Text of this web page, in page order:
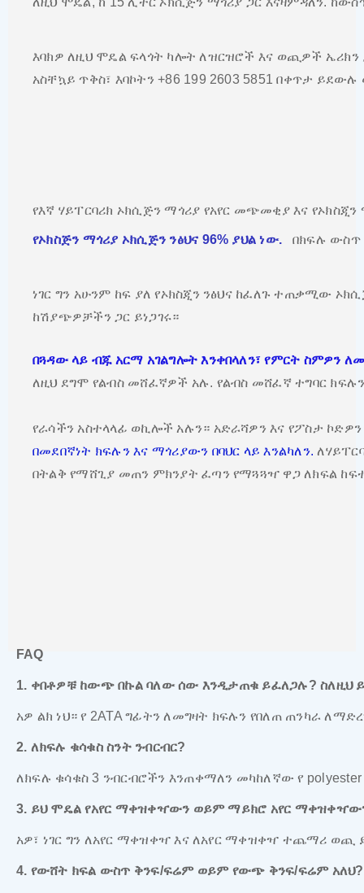
እባክዎ ለዚህ ሞዴል ፍላጎት ካሎት ለዝርዝሮች እና ወጪዎች ኤሪክን
አስቸኳይ ጥቅስ፣ እባኮትን +86 199 2603 5851 በቀጥታ
የእኛ ሃይፐርባሪክ ኦክሲጅን ማጎሪያ የአየር መጭመቂያ እና
የኦክስጅን ማጎሪያ ኦክሲጅን ንፅህና 96% ያህል ነው. በክፍሉ ውስጥ
ነገር ግን አሁንም ከፍ ያለ የኦክስጂን ንፅህና ከፈለጉ ተጠቃሚው
ከሽያጭዎቻችን ጋር ይነጋገሩ።
በጓዳው ላይ ብጁ አርማ አገልግሎት እንቀበላለን፣ የምርት ስምዎን
ለዚህ ደግሞ የልብስ መሸፈኛዎች አሉ. የልብስ መሸፈኛ ተግባር
የራሳችን አስተላላፊ ወኪሎች አሉን። አድራሻዎን እና የፖስታ
በመደበኛነት ክፍሉን እና ማጎሪያውን በባህር ላይ እንልካለን.
በትልቅ የማሸጊያ መጠን ምክንያት ፈጣን የማጓጓዣ ዋጋ ለክፍል
FAQ
1. ቀበቶዎቹ ከውጭ በኩል ባለው ሰው እንዲታጠቁ ይፈለጋሉ? ስለዚህ
አዎ ልክ ነህ። የ 2ATA ግፊትን ለመግዛት ክፍሉን የበለጠ ጠንካራ
2. ለክፍሉ ቁሳቁስ ስንት ንብርብር?
ለክፍሉ ቁሳቁስ 3 ንብርብሮችን እንጠቀማለን መካከለኛው የ
3. ይህ ሞዴል የአየር ማቀዝቀዣውን ወይም ማይክሮ አየር
አዎ፣ ነገር ግን ለአየር ማቀዝቀዣ እና ለአየር ማቀዝቀዣ ተጨማሪ ወጪ
4. የውሸት ክፍል ውስጥ ቅንፍ/ፍሬም ወይም የውጭ ቅንፍ/ፍሬም አለህ?